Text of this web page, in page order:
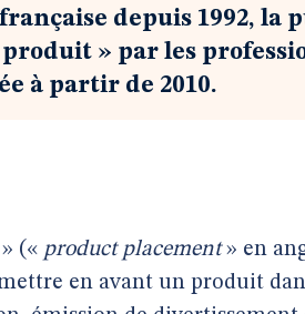
depuis 1992, la
» par les
à partir de 2010.
(« product placement» en
en avant un produit